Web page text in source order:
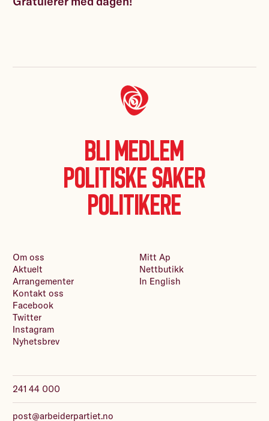
Bli medlem
Politiske saker
Politikere
Om oss
Aktuelt
Arrangementer
Kontakt oss
Mitt Ap
Nettbutikk
In English
241 44 000
post@arbeiderpartiet.no
Facebook
Twitter
Instagram
Nyhetsbrev